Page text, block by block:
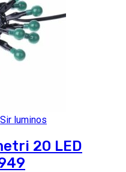
Sir luminos
20 LED